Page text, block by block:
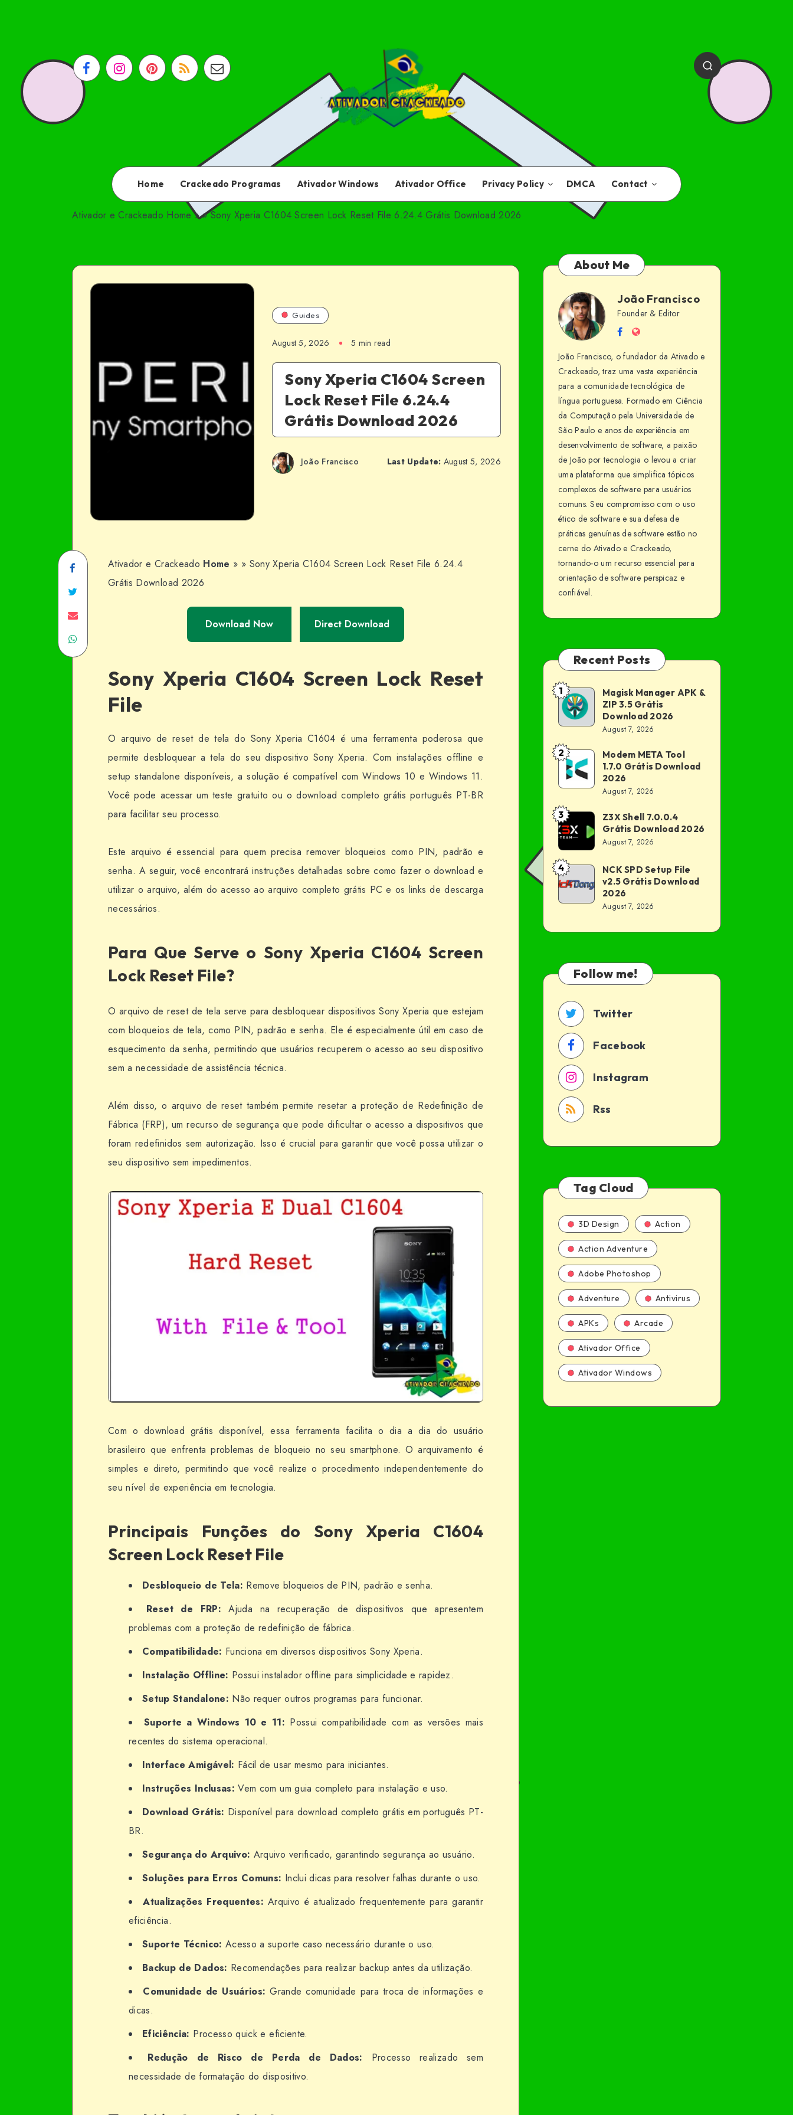
Home Crackeado Programas Ativador Windows Ativador Office Privacy Policy DMCA Contact
Ativador e Crackeado Home»»Sony Xperia C1604 Screen Lock Reset File 6.24.4 Grátis Download 2026
Guides
August 5, 2026 5 min read
Sony Xperia C1604 Screen
Lock Reset File 6.24.4
Grátis Download 2026
João Francisco Last Update: August 5, 2026
Share
on
Facebook
Share
on
Twitter
Share
Share
WhatsApp
Ativador e Crackeado Home » » Sony Xperia C1604 Screen Lock Reset File 6.24.4
Grátis Download 2026
Download Now Direct Download
Sony Xperia C1604 Screen Lock Reset
File
O arquivo de reset de tela do Sony Xperia C1604 é uma ferramenta poderosa que
permite desbloquear a tela do seu dispositivo Sony Xperia. Com instalações offline e
setup standalone disponíveis, a solução é compatível com Windows 10 e Windows 11.
Você pode acessar um teste gratuito ou o download completo grátis português PT-BR
para facilitar seu processo.
Este arquivo é essencial para quem precisa remover bloqueios como PIN, padrão e
senha. A seguir, você encontrará instruções detalhadas sobre como fazer o download e
utilizar o arquivo, além do acesso ao arquivo completo grátis PC e os links de descarga
necessários.
Para Que Serve o Sony Xperia C1604 Screen
Lock Reset File?
O arquivo de reset de tela serve para desbloquear dispositivos Sony Xperia que estejam
com bloqueios de tela, como PIN, padrão e senha. Ele é especialmente útil em caso de
esquecimento da senha, permitindo que usuários recuperem o acesso ao seu dispositivo
sem a necessidade de assistência técnica.
Além disso, o arquivo de reset também permite resetar a proteção de Redefinição de
Fábrica (FRP), um recurso de segurança que pode dificultar o acesso a dispositivos que
foram redefinidos sem autorização. Isso é crucial para garantir que você possa utilizar o
seu dispositivo sem impedimentos.
Com o download grátis disponível, essa ferramenta facilita o dia a dia do usuário
brasileiro que enfrenta problemas de bloqueio no seu smartphone. O arquivamento é
simples e direto, permitindo que você realize o procedimento independentemente do
seu nível de experiência em tecnologia.
Principais Funções do Sony Xperia C1604
Screen Lock Reset File
Desbloqueio de Tela: Remove bloqueios de PIN, padrão e senha.
Reset de FRP: Ajuda na recuperação de dispositivos que apresentem
problemas com a proteção de redefinição de fábrica.
Compatibilidade: Funciona em diversos dispositivos Sony Xperia.
Instalação Offline: Possui instalador offline para simplicidade e rapidez.
Setup Standalone: Não requer outros programas para funcionar.
Suporte a Windows 10 e 11: Possui compatibilidade com as versões mais
recentes do sistema operacional.
Interface Amigável: Fácil de usar mesmo para iniciantes.
Instruções Inclusas: Vem com um guia completo para instalação e uso.
Download Grátis: Disponível para download completo grátis em português PT-
BR.
Segurança do Arquivo: Arquivo verificado, garantindo segurança ao usuário.
Soluções para Erros Comuns: Inclui dicas para resolver falhas durante o uso.
Atualizações Frequentes: Arquivo é atualizado frequentemente para garantir
eficiência.
Suporte Técnico: Acesso a suporte caso necessário durante o uso.
Backup de Dados: Recomendações para realizar backup antes da utilização.
Comunidade de Usuários: Grande comunidade para troca de informações e
dicas.
Eficiência: Processo quick e eficiente.
Redução de Risco de Perda de Dados: Processo realizado sem
necessidade de formatação do dispositivo.
About Me
João
Francisco
João Francisco
Founder & Editor
Follow
Facebook
Website
João Francisco, o fundador da Ativado e
Crackeado, traz uma vasta experiência
para a comunidade tecnológica de
língua portuguesa. Formado em Ciência
da Computação pela Universidade de
São Paulo e anos de experiência em
desenvolvimento de software, a paixão
de João por tecnologia o levou a criar
uma plataforma que simplifica tópicos
complexos de software para usuários
comuns. Seu compromisso com o uso
ético de software e sua defesa de
práticas genuínas de software estão no
cerne do Ativado e Crackeado,
tornando-o um recurso essencial para
orientação de software perspicaz e
confiável.
Recent Posts
Magisk
Manager
APK
&
ZIP
3.5
Download
2026
1
Magisk Manager APK &
ZIP 3.5 Grátis
Download 2026
August 7, 2026
Modem
META
Tool
1.7.0
Grátis
Download
2026
2
Modem META Tool
1.7.0 Grátis Download
2026
August 7, 2026
Z3X
Shell
7.0.0.4
Grátis
Download
2026
3
Z3X Shell 7.0.0.4
Grátis Download 2026
August 7, 2026
NCK
SPD
Setup
Download
2026
4
NCK SPD Setup File
v2.5 Grátis Download
2026
August 7, 2026
Follow me!
Twitter
Facebook
Instagram
Rss
Tag Cloud
3D Design Action
Action Adventure
Adobe Photoshop
Adventure Antivirus
APKs Arcade
Ativador Office
Ativador Windows